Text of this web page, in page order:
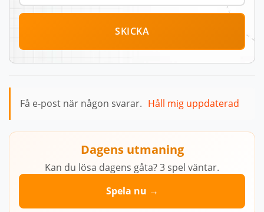
SKICKA
Få e-post när någon svarar. Håll mig uppdaterad
Dagens utmaning
Kan du lösa dagens gåta? 3 spel väntar.
Spela nu →